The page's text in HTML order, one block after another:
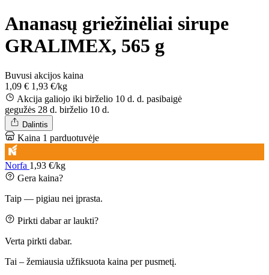
Ananasų griežinėliai sirupe
GRALIMEX, 565 g
Buvusi akcijos kaina
1,09 € 1,93 €/kg
Akcija galiojo iki birželio 10 d. d. pasibaigė
gegužės 28 d. birželio 10 d.
Dalintis
Kaina 1 parduotuvėje
Norfa 1,93 €/kg
Gera kaina?
Taip — pigiau nei įprasta.
Pirkti dabar ar laukti?
Verta pirkti dabar.
Tai – žemiausia užfiksuota kaina per pusmetį.